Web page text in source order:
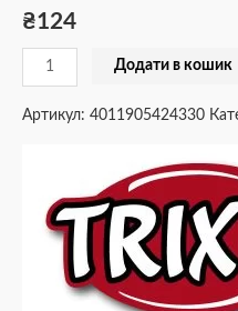
₴124
Додати в кошик
Артикул: 4011905424330